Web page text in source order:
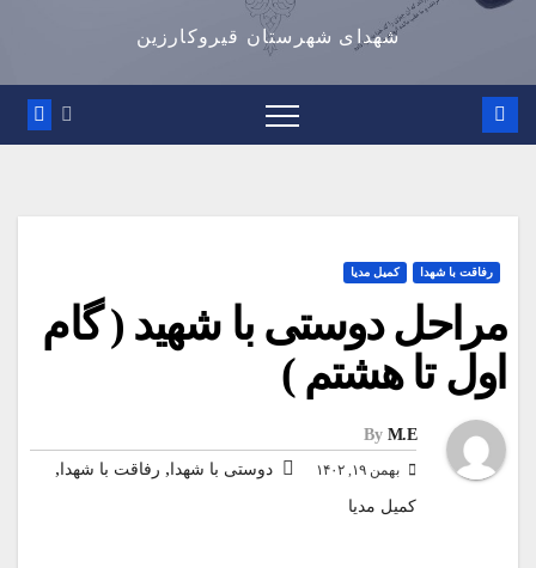
شهدای شهرستان قیروکارزین
رفاقت با شهدا کمیل مدیا
مراحل دوستی با شهید ( گام
اول تا هشتم )
By M.E
بهمن ۱۹, ۱۴۰۲ دوستی با شهدا, رفاقت با شهدا,
کمیل مدیا